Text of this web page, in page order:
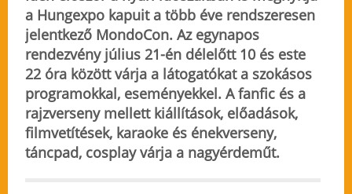
a Hungexpo kapuit a több éve rendszeresen
jelentkező MondoCon. Az egynapos
rendezvény július 21-én délelőtt 10 és este
22 óra között várja a látogatókat a szokásos
programokkal, eseményekkel. A fanfic és a
rajzverseny mellett kiállítások, előadások,
filmvetítések, karaoke és énekverseny,
táncpad, cosplay várja a nagyérdeműt.